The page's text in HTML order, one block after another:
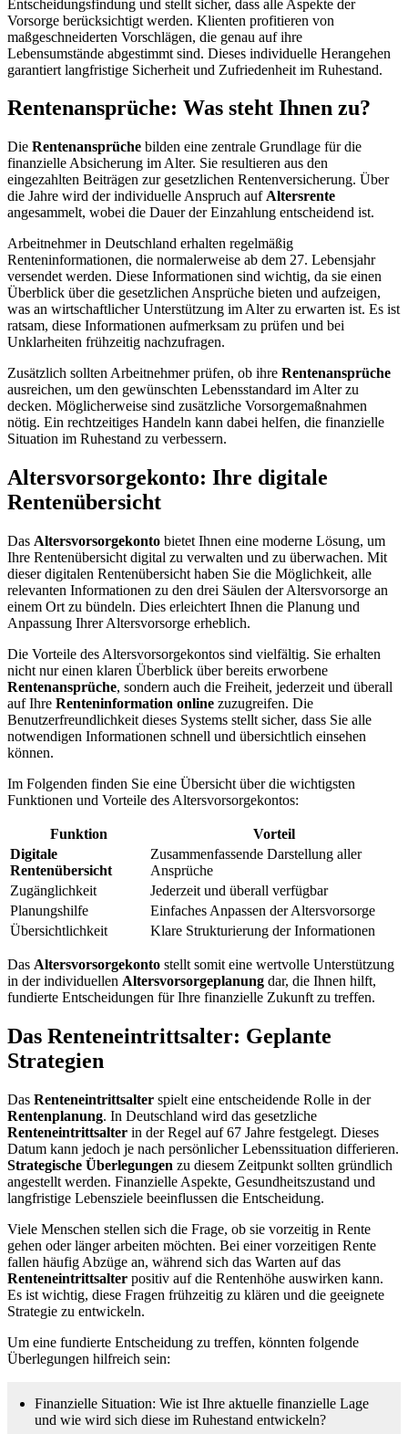
Entscheidungsfindung und stellt sicher, dass alle Aspekte der
Vorsorge berücksichtigt werden. Klienten profitieren von
maßgeschneiderten Vorschlägen, die genau auf ihre
Lebensumstände abgestimmt sind. Dieses individuelle Herangehen
garantiert langfristige Sicherheit und Zufriedenheit im Ruhestand.
Rentenansprüche: Was steht Ihnen zu?
Die Rentenansprüche bilden eine zentrale Grundlage für die
finanzielle Absicherung im Alter. Sie resultieren aus den
eingezahlten Beiträgen zur gesetzlichen Rentenversicherung. Über
die Jahre wird der individuelle Anspruch auf Altersrente
angesammelt, wobei die Dauer der Einzahlung entscheidend ist.
Arbeitnehmer in Deutschland erhalten regelmäßig
Renteninformationen, die normalerweise ab dem 27. Lebensjahr
versendet werden. Diese Informationen sind wichtig, da sie einen
Überblick über die gesetzlichen Ansprüche bieten und aufzeigen,
was an wirtschaftlicher Unterstützung im Alter zu erwarten ist. Es ist
ratsam, diese Informationen aufmerksam zu prüfen und bei
Unklarheiten frühzeitig nachzufragen.
Zusätzlich sollten Arbeitnehmer prüfen, ob ihre Rentenansprüche
ausreichen, um den gewünschten Lebensstandard im Alter zu
decken. Möglicherweise sind zusätzliche Vorsorgemaßnahmen
nötig. Ein rechtzeitiges Handeln kann dabei helfen, die finanzielle
Situation im Ruhestand zu verbessern.
Altersvorsorgekonto: Ihre digitale
Rentenübersicht
Das Altersvorsorgekonto bietet Ihnen eine moderne Lösung, um
Ihre Rentenübersicht digital zu verwalten und zu überwachen. Mit
dieser digitalen Rentenübersicht haben Sie die Möglichkeit, alle
relevanten Informationen zu den drei Säulen der Altersvorsorge an
einem Ort zu bündeln. Dies erleichtert Ihnen die Planung und
Anpassung Ihrer Altersvorsorge erheblich.
Die Vorteile des Altersvorsorgekontos sind vielfältig. Sie erhalten
nicht nur einen klaren Überblick über bereits erworbene
Rentenansprüche, sondern auch die Freiheit, jederzeit und überall
auf Ihre Renteninformation online zuzugreifen. Die
Benutzerfreundlichkeit dieses Systems stellt sicher, dass Sie alle
notwendigen Informationen schnell und übersichtlich einsehen
können.
Im Folgenden finden Sie eine Übersicht über die wichtigsten
Funktionen und Vorteile des Altersvorsorgekontos:
Funktion
Vorteil
Digitale
Rentenübersicht
Zusammenfassende Darstellung aller
Ansprüche
Zugänglichkeit
Jederzeit und überall verfügbar
Planungshilfe
Einfaches Anpassen der Altersvorsorge
Übersichtlichkeit
Klare Strukturierung der Informationen
Das Altersvorsorgekonto stellt somit eine wertvolle Unterstützung
in der individuellen Altersvorsorgeplanung dar, die Ihnen hilft,
fundierte Entscheidungen für Ihre finanzielle Zukunft zu treffen.
Das Renteneintrittsalter: Geplante
Strategien
Das Renteneintrittsalter spielt eine entscheidende Rolle in der
Rentenplanung. In Deutschland wird das gesetzliche
Renteneintrittsalter in der Regel auf 67 Jahre festgelegt. Dieses
Datum kann jedoch je nach persönlicher Lebenssituation differieren.
Strategische Überlegungen zu diesem Zeitpunkt sollten gründlich
angestellt werden. Finanzielle Aspekte, Gesundheitszustand und
langfristige Lebensziele beeinflussen die Entscheidung.
Viele Menschen stellen sich die Frage, ob sie vorzeitig in Rente
gehen oder länger arbeiten möchten. Bei einer vorzeitigen Rente
fallen häufig Abzüge an, während sich das Warten auf das
Renteneintrittsalter positiv auf die Rentenhöhe auswirken kann.
Es ist wichtig, diese Fragen frühzeitig zu klären und die geeignete
Strategie zu entwickeln.
Um eine fundierte Entscheidung zu treffen, könnten folgende
Überlegungen hilfreich sein:
Finanzielle Situation: Wie ist Ihre aktuelle finanzielle Lage
und wie wird sich diese im Ruhestand entwickeln?